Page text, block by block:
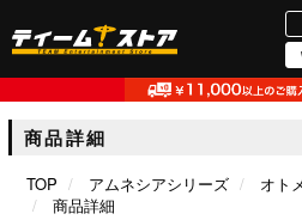
商品詳細
TOP アムネシアシリーズ オト
商品詳細